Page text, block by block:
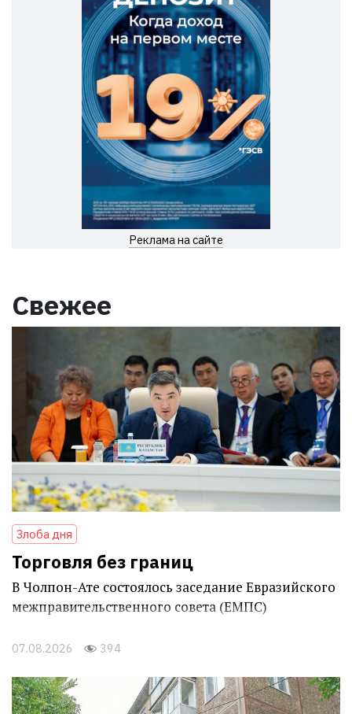
Реклама на сайте
Свежее
Злоба дня
Торговля без границ
В Чолпон-Ате состоялось заседание Евразийского
межправительственного совета (ЕМПС)
07.08.2026 394